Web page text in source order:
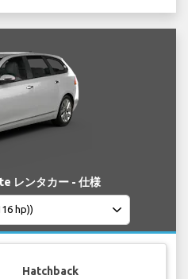
レンタカー - 仕様
Hatchback